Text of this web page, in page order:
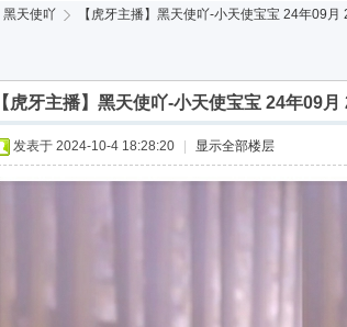
黑天使吖
›
【虎牙主播】黑天使吖-小天使宝宝 24年09月
【虎牙主播】黑天使吖-小天使宝宝 24年09
发表于 2024-10-4 18:28:20 显示全部楼层